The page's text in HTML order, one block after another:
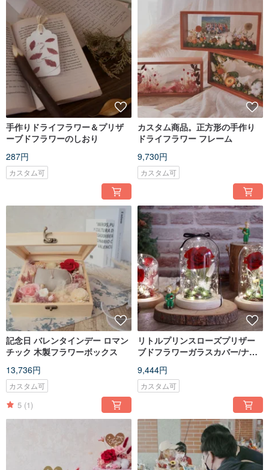
手作りドライフラワー＆プリザ
ーブドフラワーのしおり
287円
カスタム可
カスタム商品。正方形の手作り
ドライフラワー フレーム
9,730円
カスタム可
記念日 バレンタインデー ロマン
チック 木製フラワーボックス
13,736円
カスタム可
5 (1)
リトルプリンスローズプリザー
ブドフラワーガラスカバー/ナイ
ンタインデーギフト
9,444円
カスタム可